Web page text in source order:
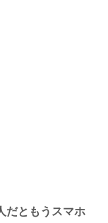
だともうスマホ